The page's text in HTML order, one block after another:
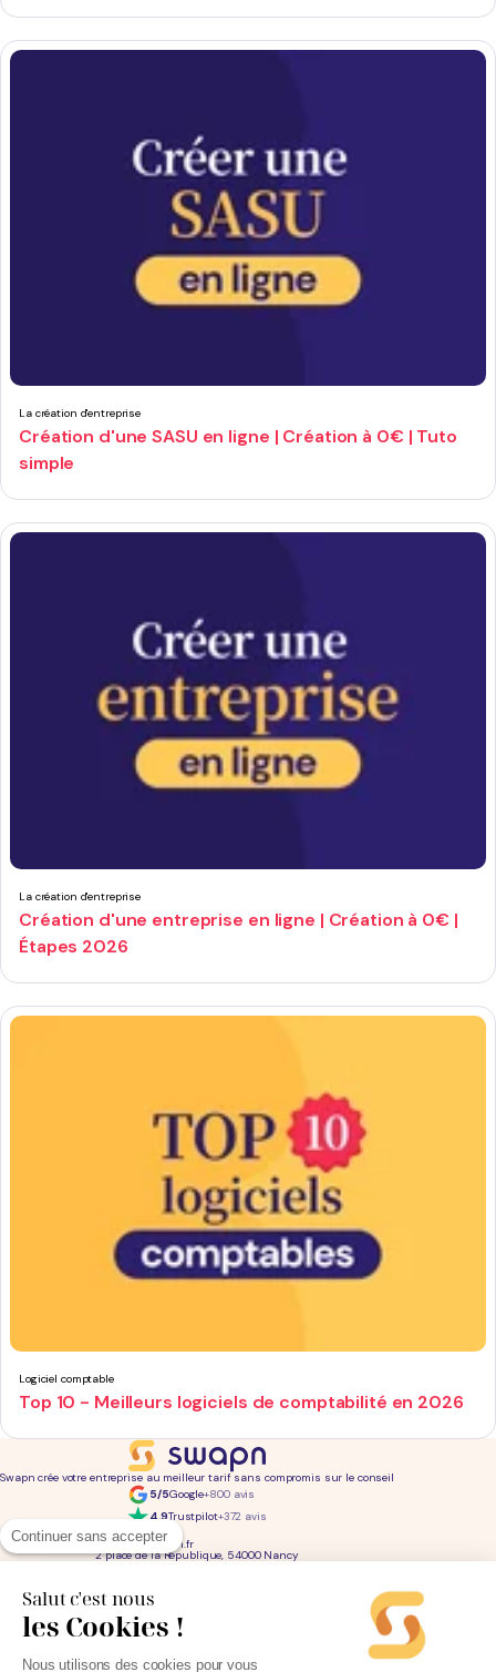
Continuer sans accepter
Salut c'est nous
les Cookies !
Nous utilisons des cookies pour vous
La création d'entreprise
Création d'une SASU en ligne | Création à 0€ | Tuto
simple
La création d'entreprise
Création d'une entreprise en ligne | Création à 0€ |
Étapes 2026
Logiciel comptable
Top 10 - Meilleurs logiciels de comptabilité en 2026
Swapn crée votre entreprise au meilleur tarif sans compromis sur le conseil
5/5Google+800 avis
4,9Trustpilot+372 avis
01 76 31 04 86
bonjour@swapn.fr
2 place de la République, 54000 Nancy
Services Liens utiles
La news' des entrepreneurs
pour en savoir plus.